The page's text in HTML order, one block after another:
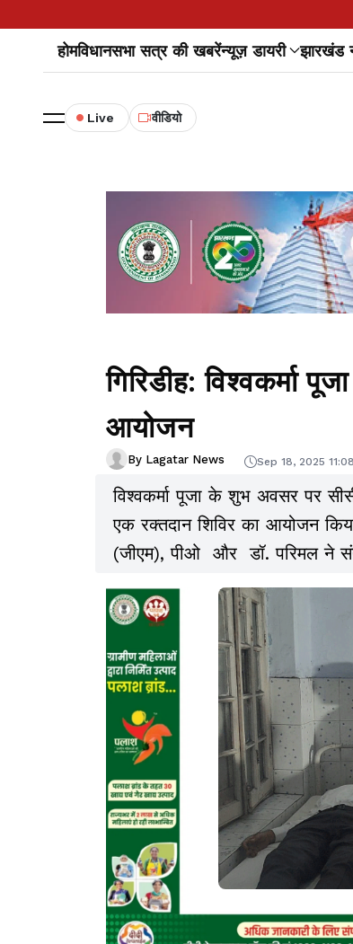
होमविधानसभा सत्र की खबरेंन्यूज़ डायरी झारखंड
Live वीडियो
गिरिडीह: विश्वकर्मा
आयोजन
By Lagatar News Sep 18, 2025
विश्वकर्मा पूजा के शुभ अवसर पर
एक रक्तदान शिविर का आयोजन
(जीएम), पीओ और डॉ. परिमल ने